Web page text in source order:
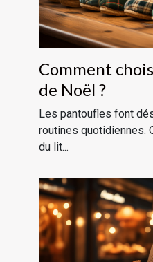
Comment
de Noël ?
Les pantoufles font
routines quotidiennes.
du lit...